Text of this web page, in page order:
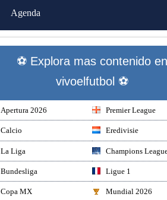
Agenda
⚽ Explora mas contenido en
vivoelfutbol ⚽
Apertura 2026 Premier League
Calcio Eredivisie
La Liga Champions
Bundesliga Ligue 1
Copa MX Mundial 2026